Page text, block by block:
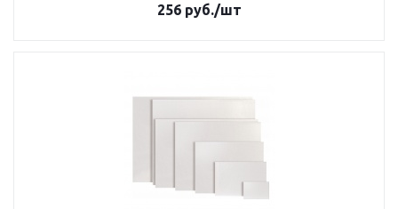
256 руб./шт